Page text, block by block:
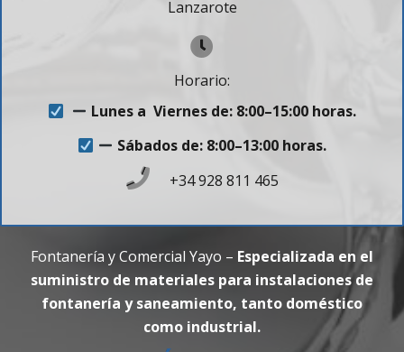
Lanzarote
Horario:
Lunes a Viernes de: 8:00–15:00 horas.
Sábados de: 8:00–13:00 horas.
+34 928 811 465
Fontanería y Comercial Yayo – Especializada en el
suministro de materiales para instalaciones de
fontanería y saneamiento, tanto doméstico
como industrial.